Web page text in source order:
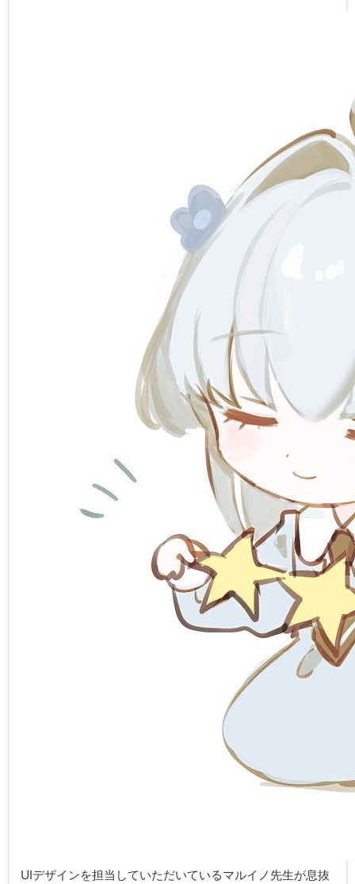
UIデザインを担当していただいているマルイノ先生が息抜